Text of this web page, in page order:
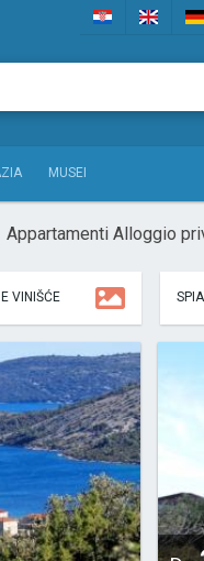
MUSEI
Appartamenti Alloggio
VINIŠĆE